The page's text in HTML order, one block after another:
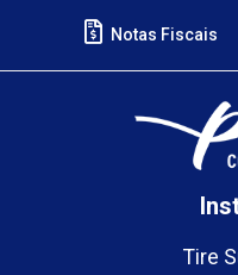
Notas Fiscais
Tire